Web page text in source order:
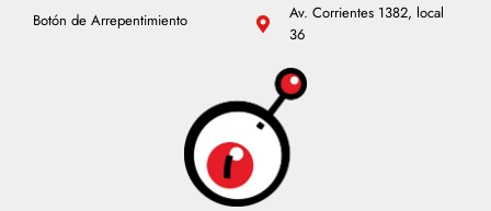
Botón de Arrepentimiento
Av. Corrientes 1382, local
36